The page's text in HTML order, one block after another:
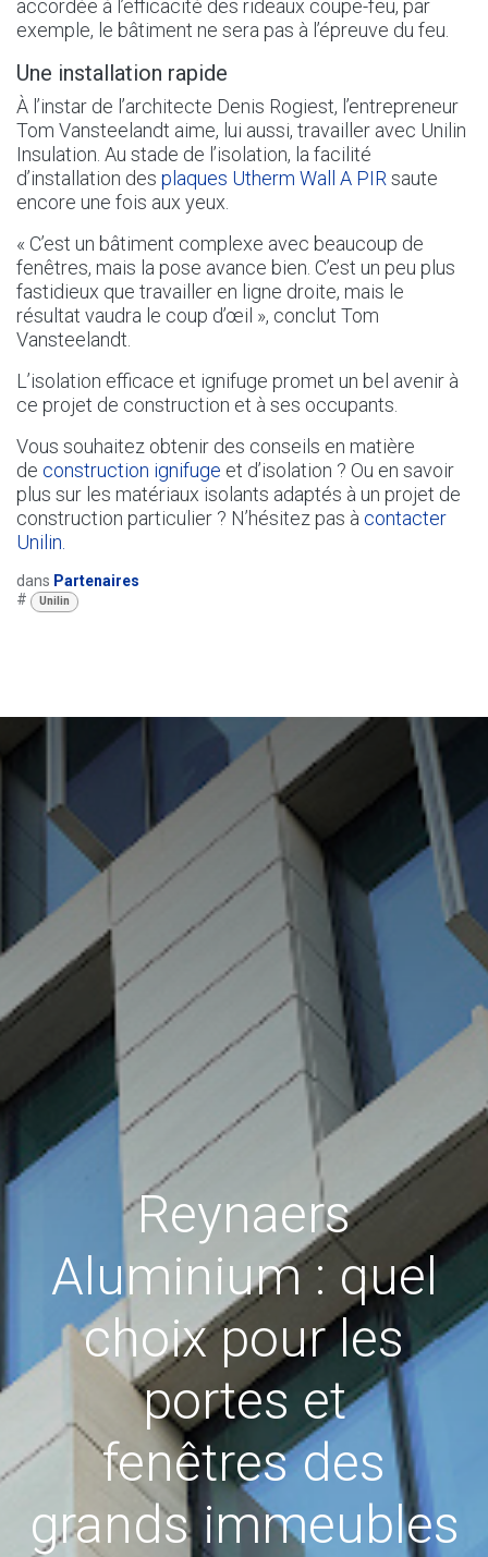
accordée à l’efficacité des rideaux coupe-feu, par
exemple, le bâtiment ne sera pas à l’épreuve du feu.
Une installation rapide
À l’instar de l’architecte Denis Rogiest, l’entrepreneur
Tom Vansteelandt aime, lui aussi, travailler avec Unilin
Insulation. Au stade de l’isolation, la facilité
d’installation des plaques Utherm Wall A PIRsaute
encore une fois aux yeux.
« C’est un bâtiment complexe avec beaucoup de
fenêtres, mais la pose avance bien. C’est un peu plus
fastidieux que travailler en ligne droite, mais le
résultat vaudra le coup d’œil », conclut Tom
Vansteelandt.
L’isolation efficace et ignifuge promet un bel avenir à
ce projet de construction et à ses occupants.
Vous souhaitez obtenir des conseils en matière
de construction ignifuge et d’isolation ? Ou en savoir
plus sur les matériaux isolants adaptés à un projet de
construction particulier ? N’hésitez pas à contacter
Unilin.
dans Partenaires
#
Unilin
Reynaers
Aluminium : quel
choix pour les
portes et
fenêtres des
grands immeubles